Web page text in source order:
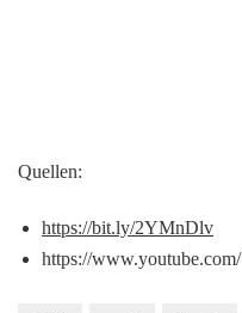
Quellen:
https://bit.ly/2YMnDlv
https://www.youtube.com/